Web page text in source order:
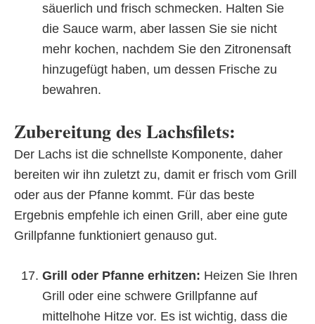
säuerlich und frisch schmecken. Halten Sie
die Sauce warm, aber lassen Sie sie nicht
mehr kochen, nachdem Sie den Zitronensaft
hinzugefügt haben, um dessen Frische zu
bewahren.
Zubereitung des Lachsfilets:
Der Lachs ist die schnellste Komponente, daher
bereiten wir ihn zuletzt zu, damit er frisch vom Grill
oder aus der Pfanne kommt. Für das beste
Ergebnis empfehle ich einen Grill, aber eine gute
Grillpfanne funktioniert genauso gut.
Grill oder Pfanne erhitzen: Heizen Sie Ihren
Grill oder eine schwere Grillpfanne auf
mittelhohe Hitze vor. Es ist wichtig, dass die